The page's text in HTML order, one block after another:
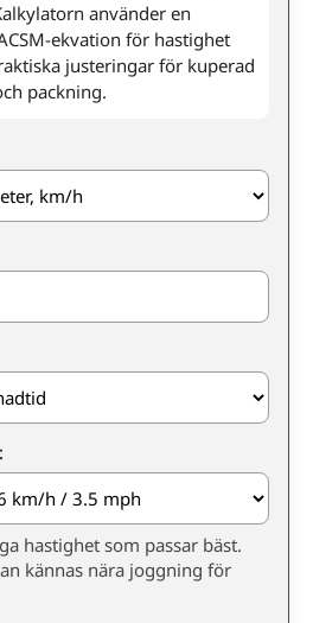
använder en
ekvation för hastighet
justeringar för kuperad
packning.
hastighet som passar bäst.
kännas nära joggning för